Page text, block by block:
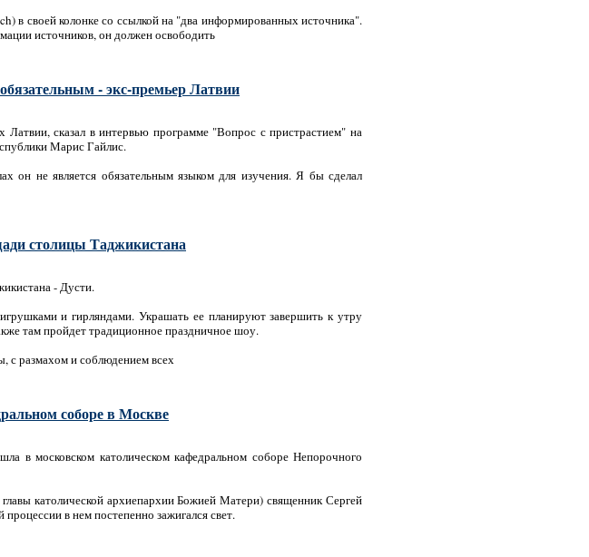
в своей колонке со ссылкой на "два информированных источника".
источников, он должен освободить
- экс-премьер Латвии
Латвии, сказал в интервью программе "Вопрос с пристрастием" на
Марис Гайлис.
не является обязательным языком для изучения. Я бы сделал
столицы Таджикистана
- Дусти.
и гирляндами. Украшать ее планируют завершить к утру
там пройдет традиционное праздничное шоу.
с размахом и соблюдением всех
соборе в Москве
в московском католическом кафедральном соборе Непорочного
католической архиепархии Божией Матери) священник Сергей
в нем постепенно зажигался свет.